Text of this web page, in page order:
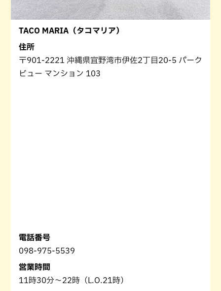
TACO MARIA（タコマリア）
住所
〒901-2221 沖縄県宜野湾市伊佐2丁目20-5 パーク
ビュー マンション 103
電話番号
098-975-5539
営業時間
11時30分～22時（L.O.21時）